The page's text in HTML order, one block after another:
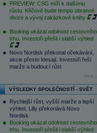
PREVIEW: CSG míří k dalšímu
růstu. Klíčové bude tempo obranné
divize a vývoj zakázkové knihy
Booking ukázal odolnost cestovního
trhu. Investoři přešli i slabší výhled
Novo Nordisk překonal očekávání,
akcie přesto klesají. Investoři řeší
marže a budoucí růst
více...
VÝSLEDKY SPOLEČNOSTÍ - SVĚT
Rychlejší růst, vyšší marže a lepší
výhled. Lilly překonává Novo
Nordisk
Booking ukázal odolnost cestovního
trhu. Investoři přešli i slabší výhled